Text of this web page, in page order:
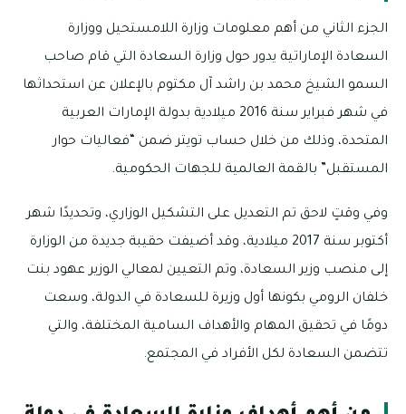
الجزء الثاني من أهم معلومات وزارة اللامستحيل ووزارة
السعادة الإماراتية يدور حول وزارة السعادة التي قام صاحب
السمو الشيخ محمد بن راشد آل مكتوم بالإعلان عن استحداثها
في شهر فبراير سنة 2016 ميلادية بدولة الإمارات العربية
المتحدة، وذلك من خلال حساب تويتر ضمن “فعاليات حوار
المستقبل” بالقمة العالمية للجهات الحكومية.
وفي وقتٍ لاحق تم التعديل على التشكيل الوزاري، وتحديدًا شهر
أكتوبر سنة 2017 ميلادية، وقد أضيفت حقيبة جديدة من الوزارة
إلى منصب وزير السعادة، وتم التعيين لمعالي الوزير عهود بنت
خلفان الرومي بكونها أول وزيرة للسعادة في الدولة، وسعت
دومًا في تحقيق المهام والأهداف السامية المختلفة، والتي
تتضمن السعادة لكل الأفراد في المجتمع.